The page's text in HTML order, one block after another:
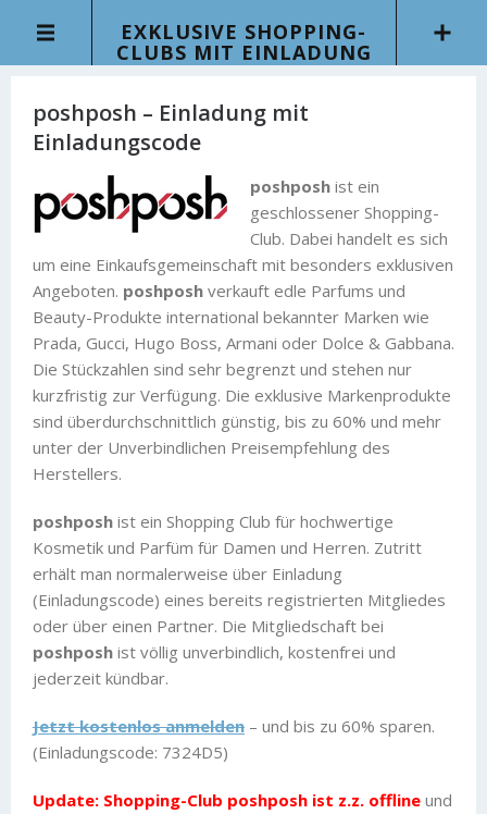
EXKLUSIVE SHOPPING-
CLUBS MIT EINLADUNG
poshposh – Einladung mit
Einladungscode
poshposh ist ein
geschlossener Shopping-
Club. Dabei handelt es sich
um eine Einkaufsgemeinschaft mit besonders exklusiven
Angeboten. poshposh verkauft edle Parfums und
Beauty-Produkte international bekannter Marken wie
Prada, Gucci, Hugo Boss, Armani oder Dolce & Gabbana.
Die Stückzahlen sind sehr begrenzt und stehen nur
kurzfristig zur Verfügung. Die exklusive Markenprodukte
sind überdurchschnittlich günstig, bis zu 60% und mehr
unter der Unverbindlichen Preisempfehlung des
Herstellers.
poshposh ist ein Shopping Club für hochwertige
Kosmetik und Parfüm für Damen und Herren. Zutritt
erhält man normalerweise über Einladung
(Einladungscode) eines bereits registrierten Mitgliedes
oder über einen Partner. Die Mitgliedschaft bei
poshposh ist völlig unverbindlich, kostenfrei und
jederzeit kündbar.
Jetzt kostenlos anmelden – und bis zu 60% sparen.
(Einladungscode: 7324D5)
Update: Shopping-Club poshposh ist z.z. offline und